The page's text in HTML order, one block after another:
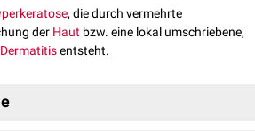
, die durch vermehrte
der Haut bzw. eine lokal umschriebene,
Dermatitisentsteht.